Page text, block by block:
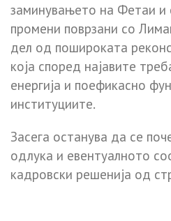
заминувањето на Фетаи и
промени поврзани со
дел од пошироката
која според најавите
енергија и поефикасно
институциите.
Засега останува да се
одлука и евентуалното
кадровски решенија од